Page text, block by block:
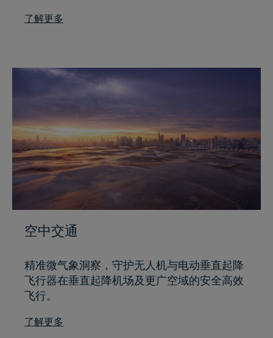
了解更多
空中交通
精准微气象洞察，守护无人机与电动垂直起降
飞行器在垂直起降机场及更广空域的安全高效
飞行。
了解更多